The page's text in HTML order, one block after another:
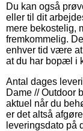
Du kan også
eller til dit
mere bekostelig,
fremkommelig.
enhver tid være
at du har bopæl i
Antal dages
Dame // Outdoor
aktuel når du
er det altså
leveringsdato på